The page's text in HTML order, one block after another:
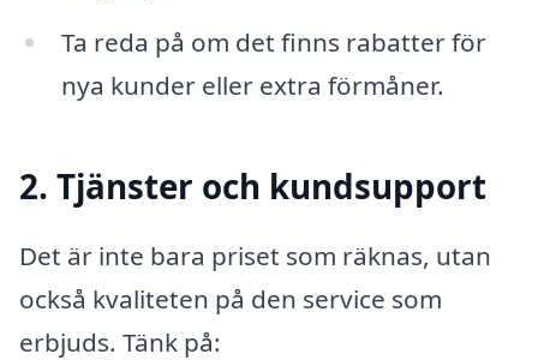
Ta reda på om det finns rabatter för
nya kunder eller extra förmåner.
2. Tjänster och kundsupport
Det är inte bara priset som räknas, utan
också kvaliteten på den service som
erbjuds. Tänk på: